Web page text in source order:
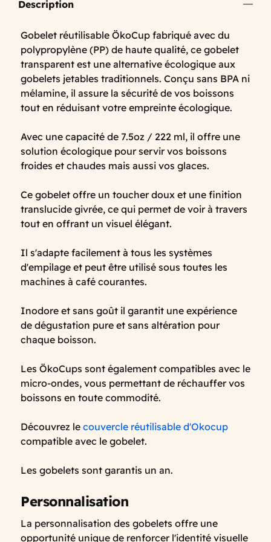
Description
Gobelet réutilisable ÖkoCup fabriqué avec du
polypropylène (PP) de haute qualité, ce gobelet
transparent est une alternative écologique aux
gobelets jetables traditionnels. Conçu sans BPA ni
mélamine, il assure la sécurité de vos boissons
tout en réduisant votre empreinte écologique.
Avec une capacité de 7.5oz / 222 ml, il offre une
solution écologique pour servir vos boissons
froides et chaudes mais aussi vos glaces.
Ce gobelet offre un toucher doux et une finition
translucide givrée, ce qui permet de voir à travers
tout en offrant un visuel élégant.
Il s'adapte facilement à tous les systèmes
d'empilage et peut être utilisé sous toutes les
machines à café courantes.
Inodore et sans goût il garantit une expérience
de dégustation pure et sans altération pour
chaque boisson.
Les ÖkoCups sont également compatibles avec le
micro-ondes, vous permettant de réchauffer vos
boissons en toute commodité.
Découvrez le couvercle réutilisable d'Okocup
compatible avec le gobelet.
Les gobelets sont garantis un an.
Personnalisation
La personnalisation des gobelets offre une
opportunité unique de renforcer l'identité visuelle